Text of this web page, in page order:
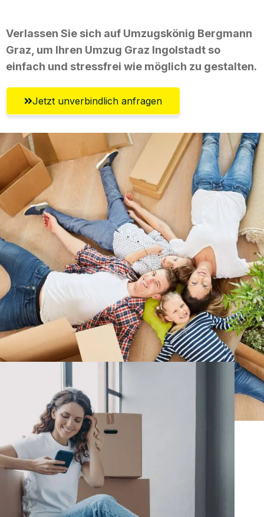
Verlassen Sie sich auf Umzugskönig Bergmann
Graz, um Ihren Umzug Graz Ingolstadt so
einfach und stressfrei wie möglich zu gestalten.
Jetzt unverbindlich anfragen